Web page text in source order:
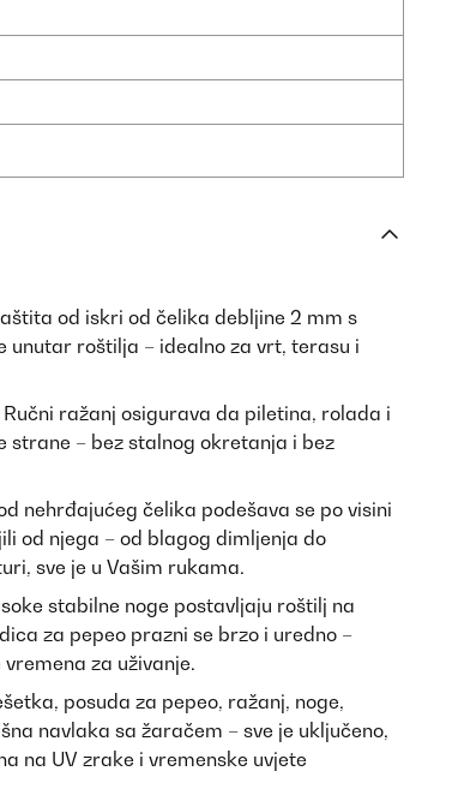
od iskri od čelika debljine 2 mm s
roštilja – idealno za vrt, terasu i
Ručni ražanj osigurava da piletina, rolada i
strane – bez stalnog okretanja i bez
nehrđajućeg čelika podešava se po visini
od njega – od blagog dimljenja do
sve je u Vašim rukama.
stabilne noge postavljaju roštilj na
za pepeo prazni se brzo i uredno –
za uživanje.
posuda za pepeo, ražanj, noge,
navlaka sa žaračem – sve je uključeno,
na UV zrake i vremenske uvjete